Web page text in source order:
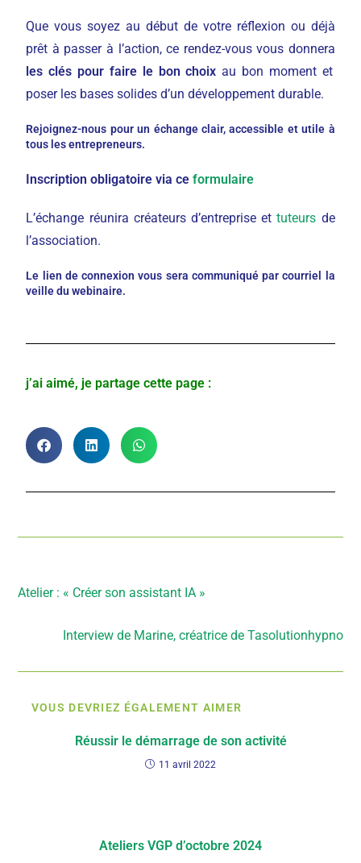
Que vous soyez au début de votre réflexion ou déjà
prêt à passer à l’action, ce rendez-vous vous donnera
les clés pour faire le bon choix au bon moment et
poser les bases solides d’un développement durable.
Rejoignez-nous pour un échange clair, accessible et utile à
tous les entrepreneurs.
Inscription obligatoire via ce formulaire
L’échange réunira créateurs d’entreprise ettuteurs de
l’association.
Le lien de connexion vous sera communiqué par courriel la
veille du webinaire.
j’ai aimé, je partage cette page :
Atelier : « Créer son assistant IA »
Interview de Marine, créatrice de Tasolutionhypno
VOUS DEVRIEZ ÉGALEMENT AIMER
Réussir le démarrage de son activité
11 avril 2022
Ateliers VGP d’octobre 2024